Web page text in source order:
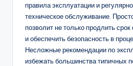
правила эксплуатации и
техническое обслуживание.
позволит не только продлить
и обеспечить безопасность в
Несложные рекомендации по
избежать большинства типичных